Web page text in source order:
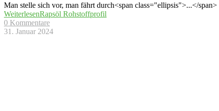
Man stelle sich vor, man fährt durch<span class="ellipsis">...</span>
WeiterlesenRapsöl Rohstoffprofil
0 Kommentare
31. Januar 2024